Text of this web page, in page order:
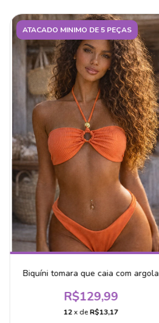
ATACADO MINIMO DE 5 PEÇAS
Biquíni tomara que caia com argola
R$129,99
12x deR$13,17